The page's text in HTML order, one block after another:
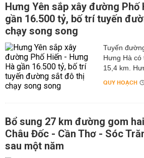
Hưng Yên sắp xây đường Phố
gần 16.500 tỷ, bố trí tuyến
chạy song song
Tuyến
Hưng Hà có
15,4 km.
QUY HOẠCH
Bổ sung 27 km đường gom
Châu Đốc - Cần Thơ - Sóc
sau một năm